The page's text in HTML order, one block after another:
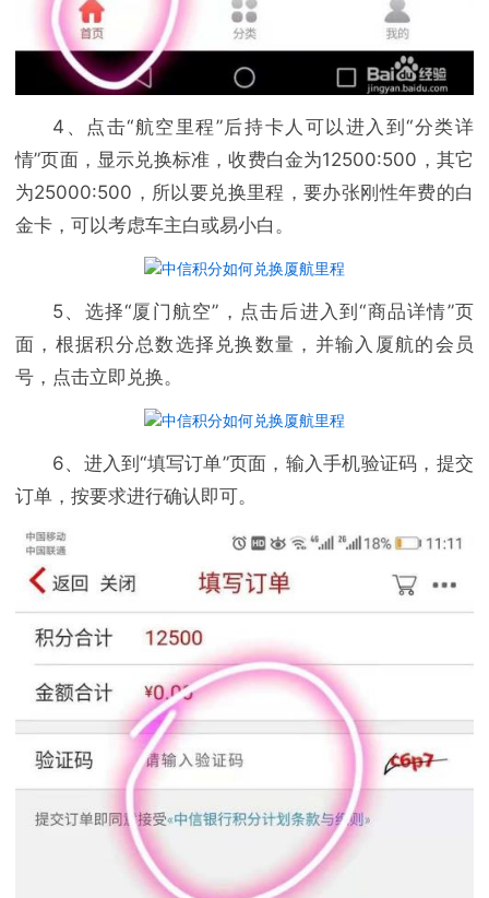
4、点击“航空里程”后持卡人可以进入到“分类详
情”页面，显示兑换标准，收费白金为12500:500，其它
为25000:500，所以要兑换里程，要办张刚性年费的白
金卡，可以考虑车主白或易小白。
5、选择“厦门航空”，点击后进入到“商品详情”页
面，根据积分总数选择兑换数量，并输入厦航的会员
号，点击立即兑换。
6、进入到“填写订单”页面，输入手机验证码，提交
订单，按要求进行确认即可。